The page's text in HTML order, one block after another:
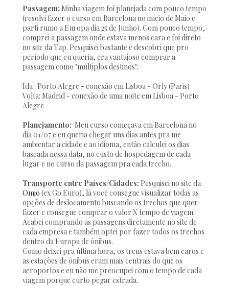
Passagem: Minha viagem foi planejada com pouco tempo
(resolvi fazer o curso em Barcelona no início de Maio e
parti rumo a Europa dia 25 de Junho). Com pouco tempo,
comprei a passagem onde estava menos cara e foi direto
no site da Tap. Pesquisei bastante e descobri que pro
período que eu queria, era vantajoso comprar a
passagem como "múltiplos destinos":
Ida : Porto Alegre - conexão em Lisboa - Orly (Paris)
Volta: Madrid - conexão de uma noite em Lisboa - Porto
Alegre
Planejamento: Meu curso começava em Barcelona no
dia 01/07 e eu queria chegar uns dias antes pra me
ambientar a cidade e ao idioma, então calculei os dias
baseada nessa data, no custo de hospedagem de cada
lugar e no curso da passagem pra cada trecho.
Transporte entre Países/Cidades: Pesquisei no site da
Omio (ex Go Euro), lá você consegue visualizar todas as
opções de deslocamento buscando os trechos que quer
fazer e consegue comprar o valor X tempo de viagem.
Acabei comprando as passagens diretamente no site de
cada empresa e também optei por fazer todos os trechos
dentro da Europa de ônibus.
Como deixei pra última hora, os trens estava bem caros e
as estações de ônibus eram mais centrais do que os
aeroportos e eu não me preocupei com o tempo de cada
viagem porque curto pegar estrada.